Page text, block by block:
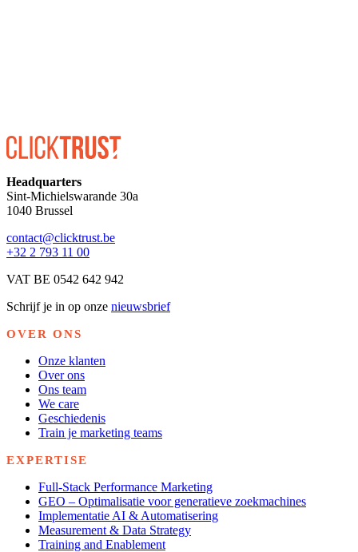
Headquarters
Sint-Michielswarande 30a
1040 Brussel
contact@clicktrust.be
+32 2 793 11 00
VAT BE 0542 642 942
Schrijf je in op onze nieuwsbrief
OVER ONS
Onze klanten
Over ons
Ons team
We care
Geschiedenis
Train je marketing teams
EXPERTISE
Full-Stack Performance Marketing
GEO – Optimalisatie voor generatieve zoekmachines
Implementatie AI & Automatisering
Measurement & Data Strategy
Training and Enablement